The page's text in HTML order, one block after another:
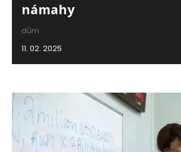
námahy
dům
11. 02. 2025